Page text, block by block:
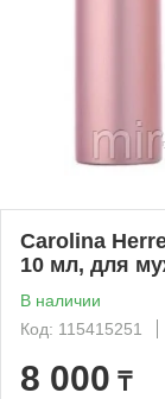
Carolina
10 мл, для
В наличии
Код: 115415251
8 000 ₸